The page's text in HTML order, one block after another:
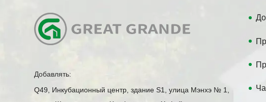
Добавлять:
Q49, Инкубационный центр, здание S1, улица Мэнхэ № 1,